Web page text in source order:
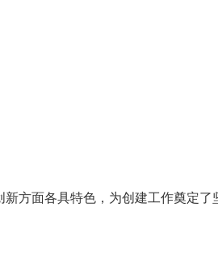
面各具特色，为创建工作奠定了